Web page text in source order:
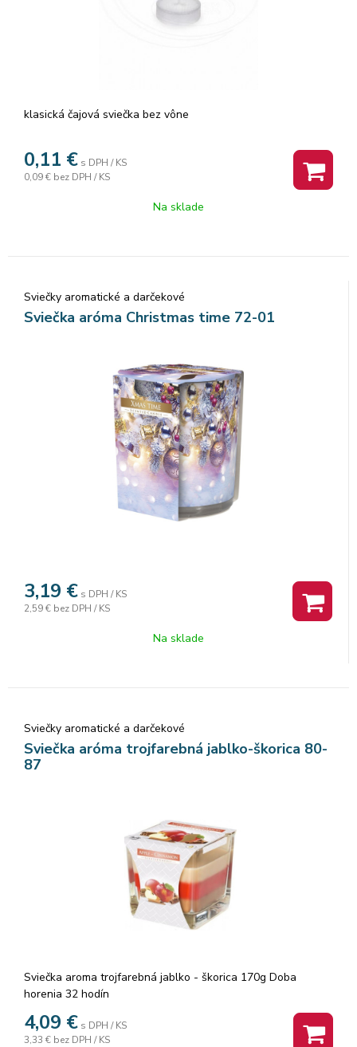
klasická čajová sviečka bez vône
0,11 € s DPH / KS
0,09 € bez DPH / KS
Na sklade
Sviečky aromatické a darčekové
Sviečka aróma Christmas time 72-01
3,19 € s DPH / KS
2,59 € bez DPH / KS
Na sklade
Sviečky aromatické a darčekové
Sviečka aróma trojfarebná jablko-škorica 80-
87
Sviečka aroma trojfarebná jablko - škorica 170g Doba
horenia 32 hodín
4,09 € s DPH / KS
3,33 € bez DPH / KS